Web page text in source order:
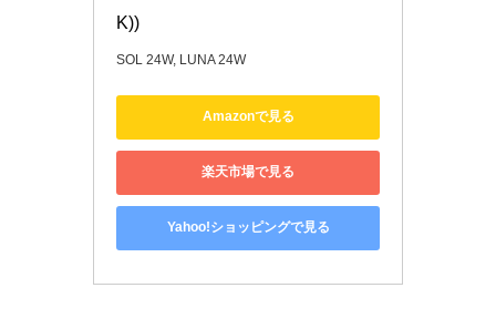
K))
SOL 24W, LUNA 24W
Amazonで見る
楽天市場で見る
Yahoo!ショッピングで見る